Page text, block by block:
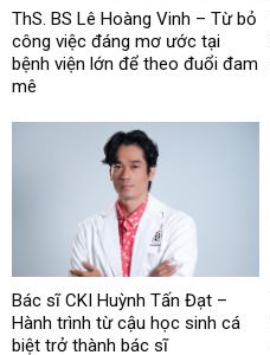
ThS. BS Lê Hoàng Vinh – Từ bỏ
công việc đáng mơ ước tại
bệnh viện lớn để theo đuổi đam
mê
Bác sĩ CKI Huỳnh Tấn Đạt –
Hành trình từ cậu học sinh cá
biệt trở thành bác sĩ